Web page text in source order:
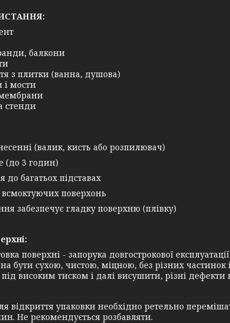
балкони
з плитки (ванна, душова)
мости
стенди
(валик, кисть або розпилювач)
(до 3 годин)
до багатьох підставах
поверхонь
забезпечує гладку поверхню (плівку)
поверхні - запорука довгострокової
бути сухою, чистою, міцною, без різних
високим тиском і далі висушити, різні дефекти
відкриття упаковки необхідно ретельно
Не рекомендується розбавляти.